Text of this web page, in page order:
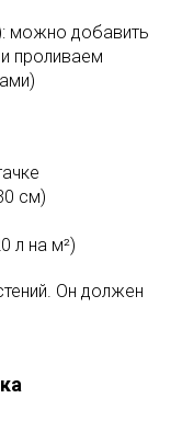
можно добавить
проливаем
см)
л на м²)
Он должен